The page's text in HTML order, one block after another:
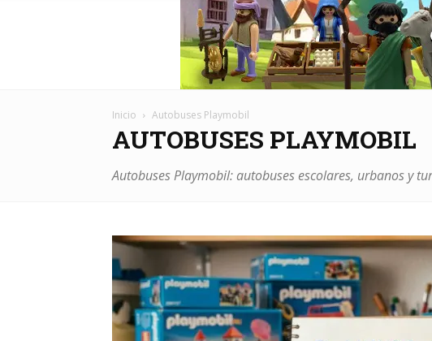
Inicio Autobuses Playmobil
AUTOBUSES PLAYMOBIL
Autobuses Playmobil: autobuses escolares, urbanos y